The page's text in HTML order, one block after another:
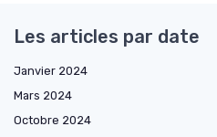
Les articles par date
Janvier 2024
Mars 2024
Octobre 2024